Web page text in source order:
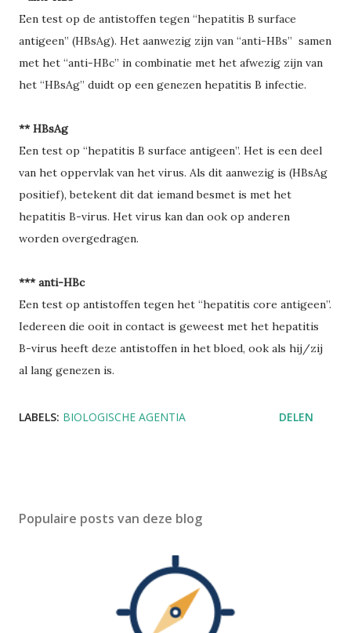
Een test op de antistoffen tegen “hepatitis B surface
antigeen” (HBsAg). Het aanwezig zijn van “anti-HBs” samen
met het “anti-HBc” in combinatie met het afwezig zijn van
het “HBsAg” duidt op een genezen hepatitis B infectie.
** HBsAg
Een test op “hepatitis B surface antigeen”. Het is een deel
van het oppervlak van het virus. Als dit aanwezig is (HBsAg
positief), betekent dit dat iemand besmet is met het
hepatitis B-virus. Het virus kan dan ook op anderen
worden overgedragen.
*** anti-HBc
Een test op antistoffen tegen het “hepatitis core antigeen”.
Iedereen die ooit in contact is geweest met het hepatitis
B-virus heeft deze antistoffen in het bloed, ook als hij/zij
al lang genezen is.
LABELS: BIOLOGISCHE AGENTIA DELEN
Populaire posts van deze blog